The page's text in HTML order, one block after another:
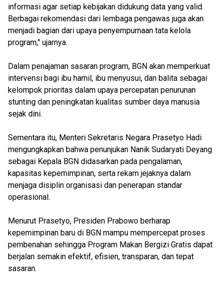
informasi agar setiap kebijakan didukung data yang valid.
Berbagai rekomendasi dari lembaga pengawas juga akan
menjadi bagian dari upaya penyempurnaan tata kelola
program," ujarnya.
Dalam penajaman sasaran program, BGN akan memperkuat
intervensi bagi ibu hamil, ibu menyusui, dan balita sebagai
kelompok prioritas dalam upaya percepatan penurunan
stunting dan peningkatan kualitas sumber daya manusia
sejak dini.
Sementara itu, Menteri Sekretaris Negara Prasetyo Hadi
mengungkapkan bahwa penunjukan Nanik Sudaryati Deyang
sebagai Kepala BGN didasarkan pada pengalaman,
kapasitas kepemimpinan, serta rekam jejaknya dalam
menjaga disiplin organisasi dan penerapan standar
operasional.
Menurut Prasetyo, Presiden Prabowo berharap
kepemimpinan baru di BGN mampu mempercepat proses
pembenahan sehingga Program Makan Bergizi Gratis dapat
berjalan semakin efektif, efisien, transparan, dan tepat
sasaran.